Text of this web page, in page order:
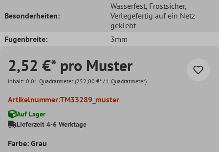
Besonderheiten:
Wasserfest, Frostsicher,
Verlegefertig auf ein Netz
geklebt
Fugenbreite:
3mm
2,52 €* pro Muster
Inhalt: 0.01 Quadratmeter (252,00 €* / 1 Quadratmeter)
Artikelnummer:TM33289_muster
Auf Lager
Lieferzeit 4-6 Werktage
Farbe: Grau